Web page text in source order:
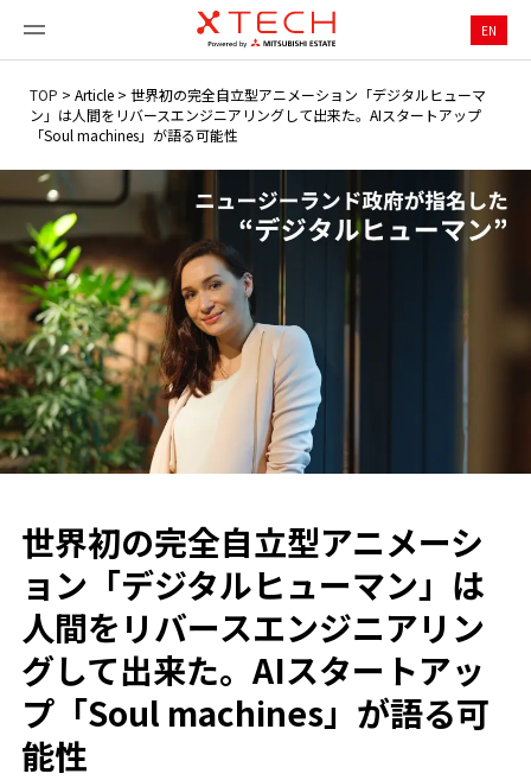
EN
TOP > Article > 世界初の完全自立型アニメーション「デジタルヒューマ
ン」は人間をリバースエンジニアリングして出来た。AIスタートアップ
「Soul machines」が語る可能性
世界初の完全自立型アニメーシ
ョン「デジタルヒューマン」は
人間をリバースエンジニアリン
グして出来た。AIスタートアッ
プ「Soul machines」が語る可
能性